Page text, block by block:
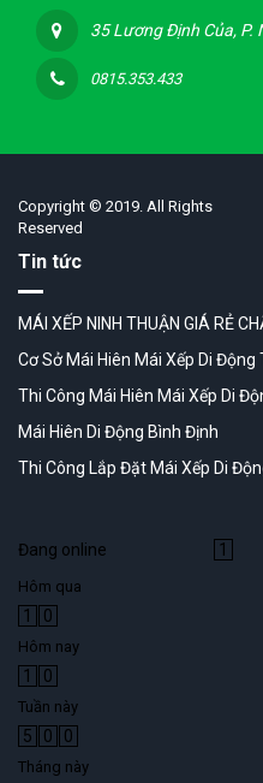
35 Lương Định Của, P.
0815.353.433
Copyright © 2019. All Rights
Reserved
Tin tức
MÁI XẾP NINH THUẬN GIÁ RẺ
Cơ Sở Mái Hiên Mái Xếp Di
Thi Công Mái Hiên Mái Xếp Di
Mái Hiên Di Động Bình Định
Thi Công Lắp Đặt Mái Xếp Di
Đang online 1
Hôm qua
1 0
Hôm nay
1 0
Tuần này
5 0 0
Tháng này